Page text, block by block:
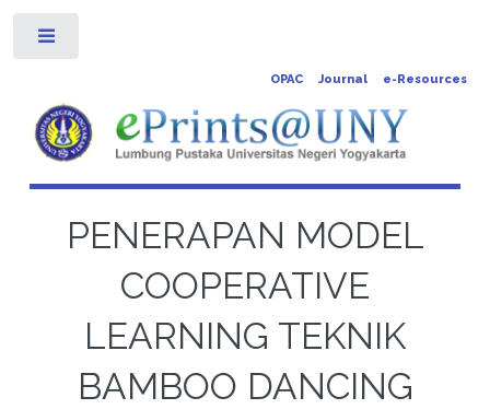
OPAC Journal e-Resources
PENERAPAN MODEL
COOPERATIVE
LEARNING TEKNIK
BAMBOO DANCING